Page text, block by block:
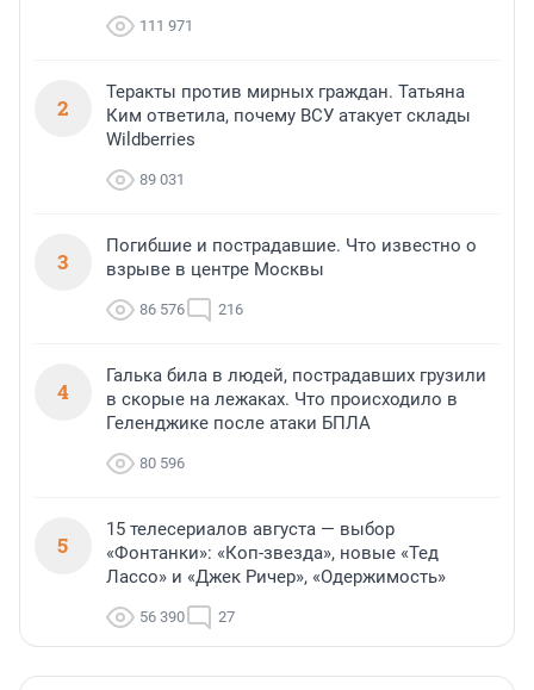
111 971
2
Теракты против мирных граждан. Татьяна
Ким ответила, почему ВСУ атакует склады
Wildberries
89 031
3
Погибшие и пострадавшие. Что известно о
взрыве в центре Москвы
86 576 216
4
Галька била в людей, пострадавших грузили
в скорые на лежаках. Что происходило в
Геленджике после атаки БПЛА
80 596
5
15 телесериалов августа — выбор
«Фонтанки»: «Коп-звезда», новые «Тед
Лассо» и «Джек Ричер», «Одержимость»
56 390 27